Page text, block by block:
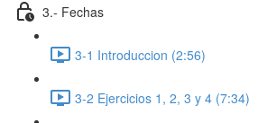
3.- Fechas
3-1 Introduccion (2:56)
3-2 Ejercicios 1, 2, 3 y 4 (7:34)